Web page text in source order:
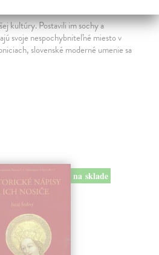
kultúry. Postavili im sochy a
svoje nespochybniteľné miesto v
slovenské moderné umenie sa
na sklade